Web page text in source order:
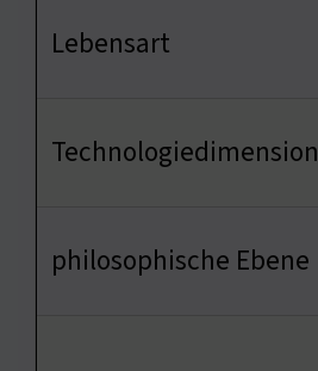
Lebensart
Technologiedimension
philosophische Ebene